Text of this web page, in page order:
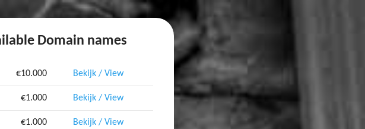
Domain names
€10.000 Bekijk / View
€1.000 Bekijk / View
€1.000 Bekijk / View